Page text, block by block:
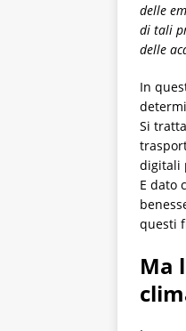
delle
di tali
delle
In
Si
digitali
E dato
questi
Ma